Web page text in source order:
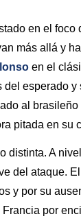
en el foco
más allá y
en el
esperado
al
pitada en su
distinta. A
del ataque.
y por su
por